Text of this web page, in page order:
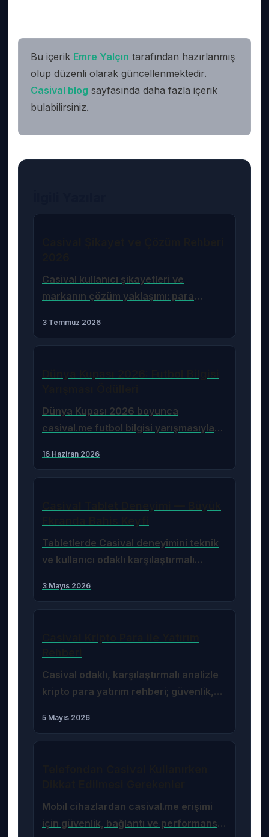
Bu içerik Emre Yalçın tarafından hazırlanmış
olup düzenli olarak güncellenmektedir.
Casival blog sayfasında daha fazla içerik
bulabilirsiniz.
Casival kullanıcı şikayetleri ve
markanın çözüm yaklaşımı: para
konularında pratik rehber.
3 Temmuz 2026
Dünya Kupası 2026 boyunca
casival.me futbol bilgisi yarışmasıyla
16 Haziran 2026
Tabletlerde Casival deneyimini teknik
ve kullanıcı odaklı karşılaştırmalı
arayüz ve erişim çözümleri sunar.
3 Mayıs 2026
Casival odaklı, karşılaştırmalı analizle
kripto para yatırım rehberi; güvenlik,
öneriler içerir.
5 Mayıs 2026
Mobil cihazlardan casival.me erişimi
için güvenlik, bağlantı ve performans